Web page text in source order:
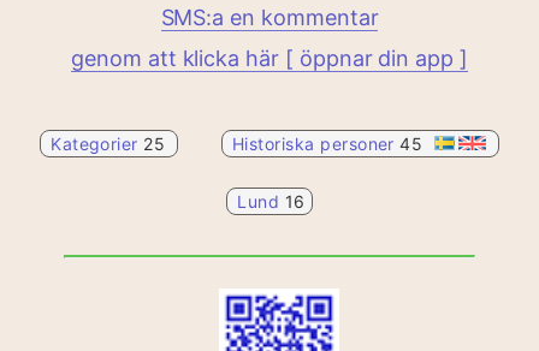
SMS:a en kommentar
genom att klicka här [ öppnar din app ]
Kategorier 25 Historiska personer45
Lund 16